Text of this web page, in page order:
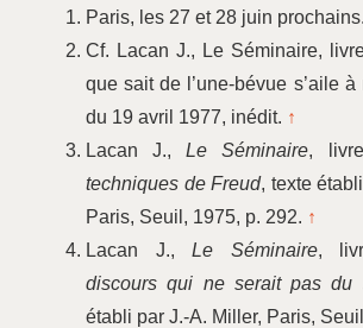
Paris, les 27 et 28 juin prochains.
Cf. Lacan J., Le Séminaire,
que sait de l’une-bévue s’aile
du 19 avril 1977, inédit. ↑
Lacan J.,Le Séminaire,
techniques de Freud, texte
Paris, Seuil, 1975, p. 292. ↑
Lacan J., Le Séminaire,
discours qui ne serait pas du
établi par J.-A. Miller, Paris,